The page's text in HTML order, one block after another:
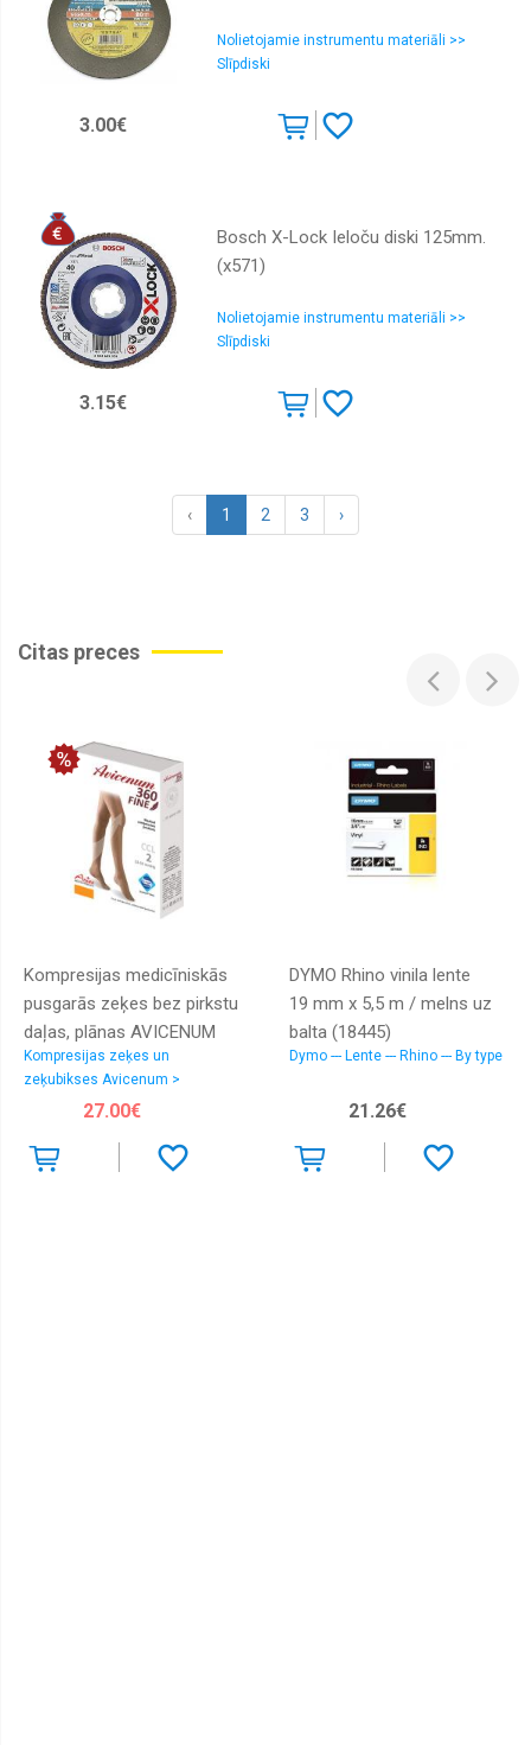
Nolietojamie instrumentu materiāli >>
Slīpdiski
3.00€
Bosch X-Lock Ieloču diski 125mm.
(x571)
Nolietojamie instrumentu materiāli >>
Slīpdiski
3.15€
‹ 1 2 3 ›
Citas preces
Kompresijas medicīniskās
pusgarās zeķes bez pirkstu
daļas, plānas AVICENUM
Fine 360, Ccl 2
Kompresijas zeķes un
zeķubikses Avicenum >
Kompresijas zeķes, pusgarās
27.00€
DYMO Rhino vinila lente
19 mm x 5,5 m / melns uz
balta (18445)
Dymo --- Lente --- Rhino --- By type
21.26€